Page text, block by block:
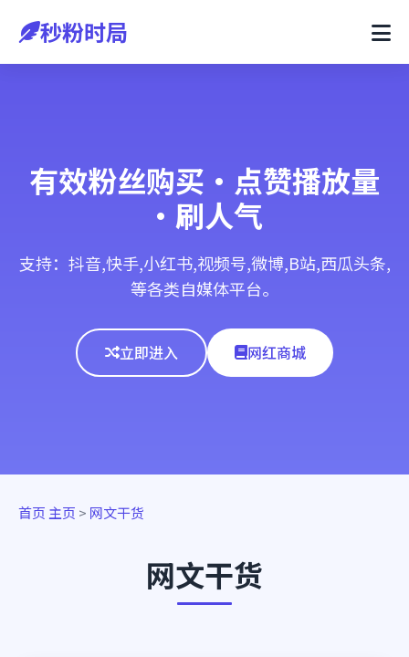
秒粉时局
有效粉丝购买·点赞播放量
·刷人气
支持：抖音,快手,小红书,视频号,微博,B站,西瓜头条,
等各类自媒体平台。
立即进入 网红商城
首页 主页 > 网文干货
网文干货